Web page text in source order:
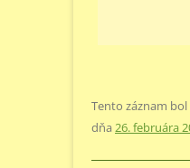
Tento záznam
dňa 26. februára